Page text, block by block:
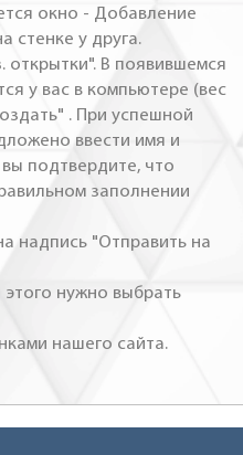
окно - Добавление
стенке у друга.
открытки". В появившемся
у вас в компьютере (вес
. При успешной
ввести имя и
подтвердите, что
заполнении
надпись "Отправить на
этого нужно выбрать
нашего сайта.